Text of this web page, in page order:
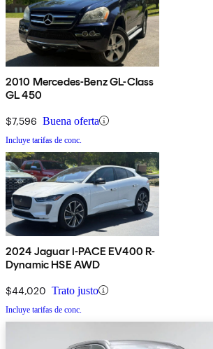
2010 Mercedes-Benz GL-Class
GL 450
$7,596 Buena oferta
Incluye tarifas de conc.
2024 Jaguar I-PACE EV400 R-
Dynamic HSE AWD
$44,020 Trato justo
Incluye tarifas de conc.